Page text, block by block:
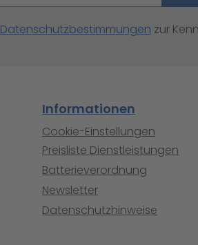
Datenschutzbestimmungen zur
Informationen
Cookie-Einstellungen
Preisliste Dienstleistungen
Batterieverordnung
Newsletter
Datenschutzhinweise